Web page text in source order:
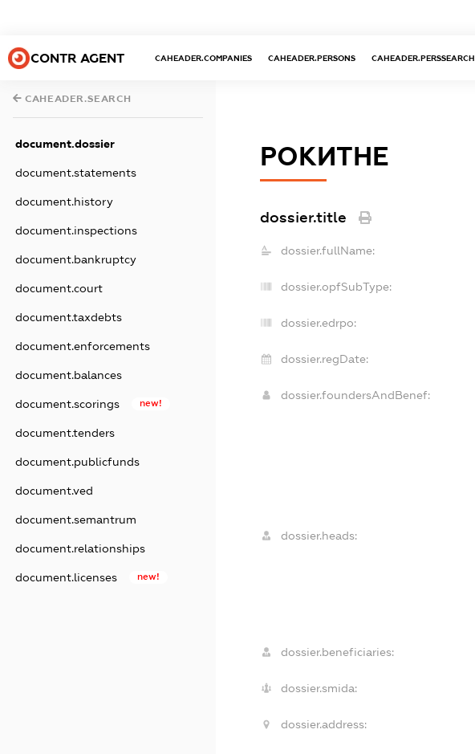
CONTR AGENT CAHEADER.COMPANIES CAHEADER.PERSONS CAHEADER.PERSSEARCH
CAHEADER.SEARCH
document.dossier
document.statements
document.history
document.inspections
document.bankruptcy
document.court
document.taxdebts
document.enforcements
document.balances
document.scorings new!
document.tenders
document.publicfunds
document.ved
document.semantrum
document.relationships
document.licenses new!
РОКИТНЕ
dossier.title
dossier.fullName:
dossier.opfSubType:
dossier.edrpo:
dossier.regDate:
dossier.foundersAndBenef:
dossier.heads:
dossier.beneficiaries:
dossier.smida:
dossier.address: